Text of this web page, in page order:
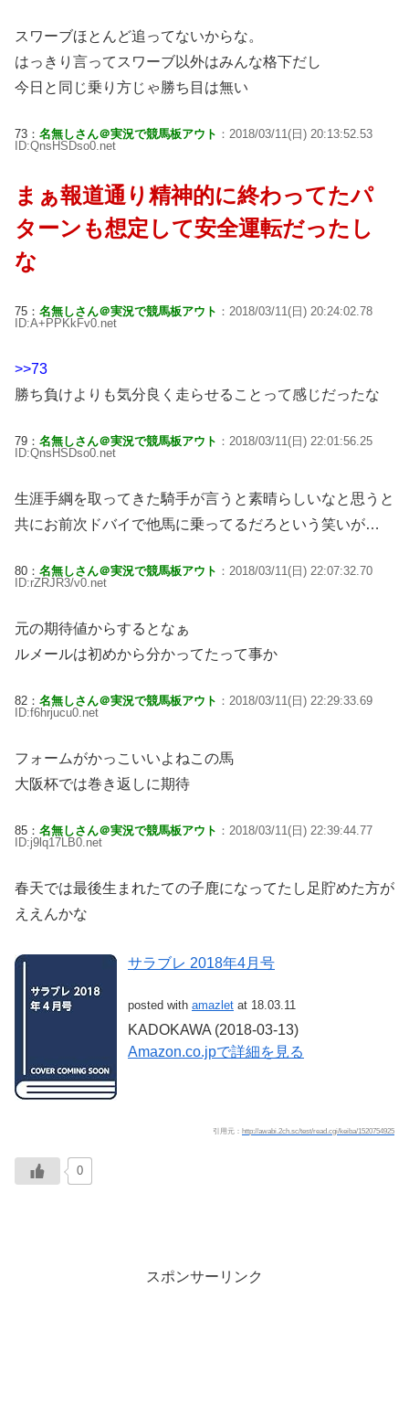
スワーブほとんど追ってないからな。
はっきり言ってスワーブ以外はみんな格下だし
今日と同じ乗り方じゃ勝ち目は無い
73： 名無しさん＠実況で競馬板アウト ：2018/03/11(日) 20:13:52.53
ID:QnsHSDso0.net
まぁ報道通り精神的に終わってたパ
ターンも想定して安全運転だったし
な
75： 名無しさん＠実況で競馬板アウト ：2018/03/11(日) 20:24:02.78
ID:A+PPKkFv0.net
>>73
勝ち負けよりも気分良く走らせることって感じだったな
79： 名無しさん＠実況で競馬板アウト ：2018/03/11(日) 22:01:56.25
ID:QnsHSDso0.net
生涯手綱を取ってきた騎手が言うと素晴らしいなと思うと
共にお前次ドバイで他馬に乗ってるだろという笑いが…
80： 名無しさん＠実況で競馬板アウト ：2018/03/11(日) 22:07:32.70
ID:rZRJR3/v0.net
元の期待値からするとなぁ
ルメールは初めから分かってたって事か
82： 名無しさん＠実況で競馬板アウト ：2018/03/11(日) 22:29:33.69
ID:f6hrjucu0.net
フォームがかっこいいよねこの馬
大阪杯では巻き返しに期待
85： 名無しさん＠実況で競馬板アウト ：2018/03/11(日) 22:39:44.77
ID:j9lq17LB0.net
春天では最後生まれたての子鹿になってたし足貯めた方が
ええんかな
サラブレ 2018年4月号
posted with amazlet at 18.03.11
KADOKAWA (2018-03-13)
Amazon.co.jpで詳細を見る
引用元： http://awabi.2ch.sc/test/read.cgi/keiba/1520754925
0
スポンサーリンク